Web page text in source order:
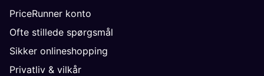
PriceRunner konto
Ofte stillede spørgsmål
Sikker onlineshopping
Privatliv & vilkår